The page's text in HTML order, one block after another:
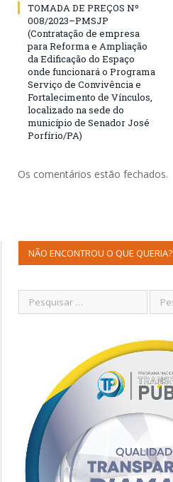
TOMADA DE PREÇOS Nº
008/2023–PMSJP
(Contratação de empresa
para Reforma e Ampliação
da Edificação do Espaço
onde funcionará o Programa
Serviço de Convivência e
Fortalecimento de Vínculos,
localizado na sede do
município de Senador José
Porfírio/PA)
Os comentários estão fechados.
NÃO ENCONTROU O QUE QUERIA?